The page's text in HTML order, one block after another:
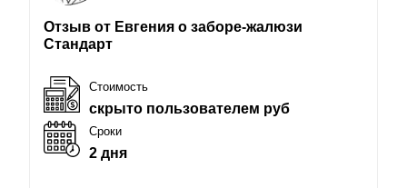
Отзыв от Евгения о заборе-жалюзи
Стандарт
Стоимость
скрыто пользователем руб
Сроки
2 дня